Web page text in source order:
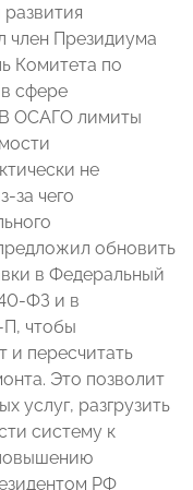
член Президиума
Комитета по
сфере
ОСАГО лимиты
не
чего
обновить
в Федеральный
ФЗ и в
чтобы
и пересчитать
Это позволит
услуг, разгрузить
систему к
РФ